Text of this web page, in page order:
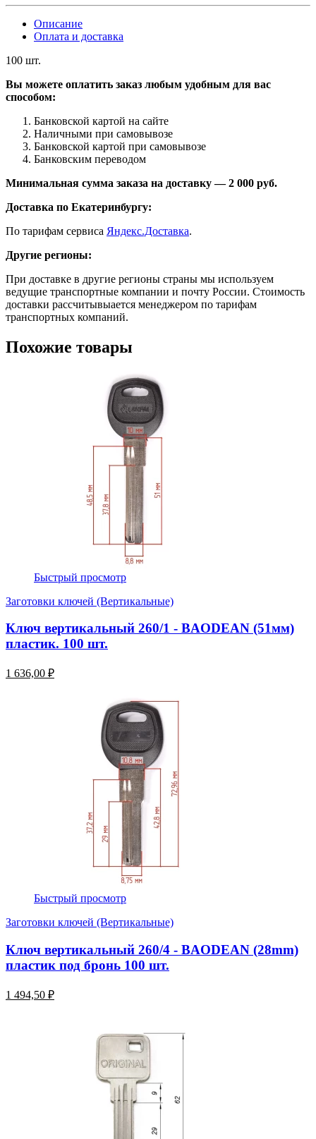
Описание
Оплата и доставка
100 шт.
Вы можете оплатить заказ любым удобным для вас
способом:
Банковской картой на сайте
Наличными при самовывозе
Банковской картой при самовывозе
Банковским переводом
Минимальная сумма заказа на доставку — 2 000 руб.
Доставка по Екатеринбургу:
По тарифам сервиса Яндекс.Доставка.
Другие регионы:
При доставке в другие регионы страны мы используем
ведущие транспортные компании и почту России. Стоимость
доставки рассчитывыается менеджером по тарифам
транспортных компаний.
Похожие товары
Быстрый просмотр
Заготовки ключей (Вертикальные)
Ключ вертикальный 260/1 - BAODEAN (51мм)
пластик. 100 шт.
1 636,00 ₽
Быстрый просмотр
Заготовки ключей (Вертикальные)
Ключ вертикальный 260/4 - BAODEAN (28mm)
пластик под бронь 100 шт.
1 494,50 ₽